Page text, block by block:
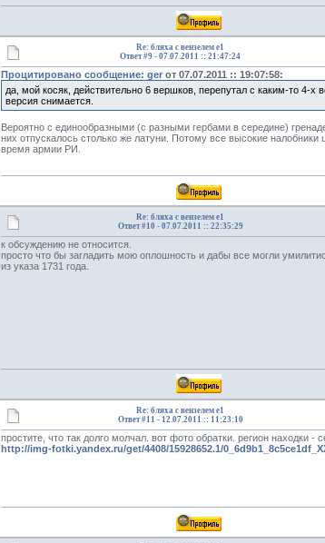
Re: бляха с вензелем е1
Ответ #9 -07.07.2011 :: 21:47:24
Процитировано сообщение: ger от 07.07.2011 :: 19:07:58:
да, мой косяк, действительно 6 вершков, перепутал с каким-то 4-х
версия снимается.
Вероятно с единообразными (с разными гербами в середине)
них отпускалось столько же латуни. Потому все высокие
время армии РИ.
Re: бляха с вензелем е1
Ответ #10 - 07.07.2011 :: 22:35:29
к обсуждению не относится.
просто что бы загладить мою оплошность и дабы все могли
из указа 1731 года.
Re: бляха с вензелем е1
Ответ #11 - 12.07.2011 :: 11:23:10
простите, что так долго молчал. вот фото обратки. регион находки -
http://img-fotki.yandex.ru/get/4408/15928652.1/